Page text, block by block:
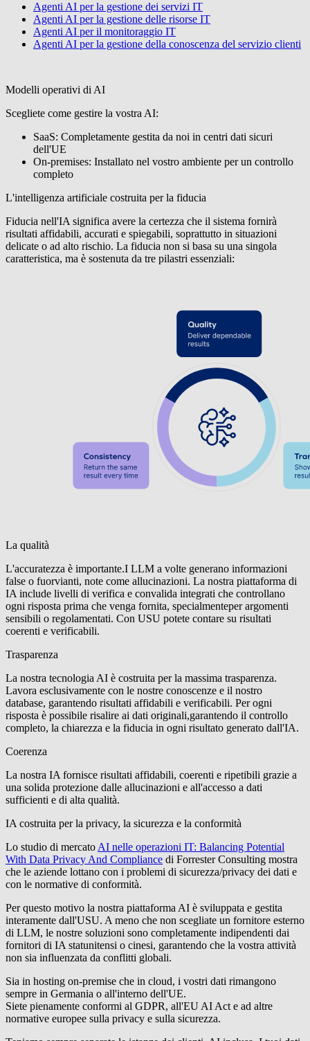
Agenti AI per la gestione dei servizi IT
Agenti AI per la gestione delle risorse IT
Agenti AI per il monitoraggio IT
Agenti AI per la gestione della conoscenza del servizio clienti
Modelli operativi di AI
Scegliete come gestire la vostra AI:
SaaS: Completamente gestita da noi in centri dati sicuri
dell'UE
On-premises: Installato nel vostro ambiente per un controllo
completo
L'intelligenza artificiale costruita per la fiducia
Fiducia nell'IA significa avere la certezza che il sistema fornirà
risultati affidabili, accurati e spiegabili, soprattutto in situazioni
delicate o ad alto rischio. La fiducia non si basa su una singola
caratteristica, ma è sostenuta da tre pilastri essenziali:
La qualità
L'accuratezza è importante.I LLM a volte generano informazioni
false o fuorvianti, note come allucinazioni. La nostra piattaforma di
IA include livelli di verifica e convalida integrati che controllano
ogni risposta prima che venga fornita, specialmenteperargomenti
sensibili o regolamentati. Con USU potete contare su risultati
coerenti e verificabili.
Trasparenza
La nostra tecnologia AI è costruita per la massima trasparenza.
Lavora esclusivamente con le nostre conoscenze e il nostro
database, garantendo risultati affidabili e verificabili. Per ogni
risposta è possibile risalire ai dati originali,garantendo il controllo
completo, la chiarezza e la fiducia in ogni risultato generato dall'IA.
Coerenza
La nostra IA fornisce risultati affidabili, coerenti e ripetibili grazie a
una solida protezione dalle allucinazioni e all'accesso a dati
sufficienti e di alta qualità.
IA costruita per la privacy, la sicurezza e la conformità
Lo studio di mercato AI nelle operazioni IT: Balancing Potential
With Data Privacy And Compliance di Forrester Consulting mostra
che le aziende lottano con i problemi di sicurezza/privacy dei dati e
con le normative di conformità.
Per questo motivo la nostra piattaforma AI è sviluppata e gestita
interamente dall'USU. A meno che non scegliate un fornitore esterno
di LLM, le nostre soluzioni sono completamente indipendenti dai
fornitori di IA statunitensi o cinesi, garantendo che la vostra attività
non sia influenzata da conflitti globali.
Sia in hosting on-premise che in cloud, i vostri dati rimangono
sempre in Germania o all'interno dell'UE.
Siete pienamente conformi al GDPR, all'EU AI Act e ad altre
normative europee sulla privacy e sulla sicurezza.